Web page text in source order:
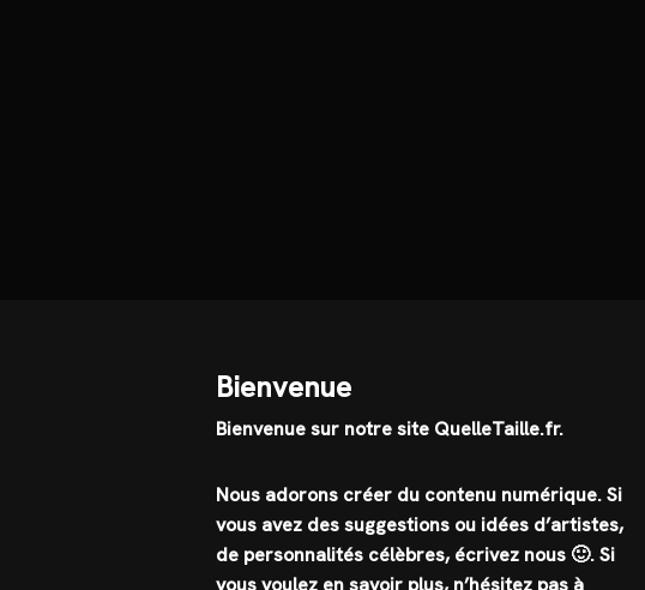
Bienvenue
Bienvenue sur notre site QuelleTaille.fr.
Nous adorons créer du contenu numérique. Si
vous avez des suggestions ou idées d’artistes,
de personnalités célèbres, écrivez nous 🙂.Si
vous voulez en savoir plus, n’hésitez pas à